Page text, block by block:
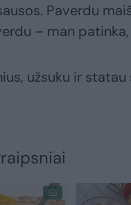
Paverdu
– man
užsuku ir